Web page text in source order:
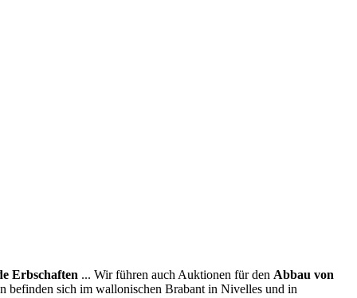
Erbschaften ... Wir führen auch Auktionen für den Abbau von
befinden sich im wallonischen Brabant in Nivelles und in